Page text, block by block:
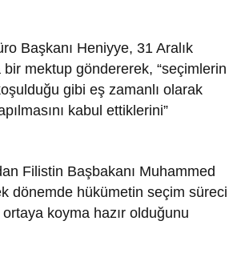
Başkanı Heniyye, 31 Aralık
bir mektup göndererek, “seçimlerin
gibi eş zamanlı olarak
kabul ettiklerini”
Filistin Başbakanı Muhammed
dönemde hükümetin seçim süreci
koyma hazır olduğunu